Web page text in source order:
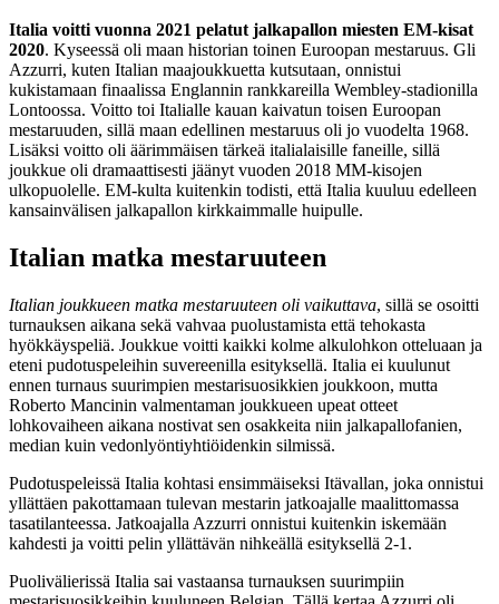
Italia voitti vuonna 2021 pelatut jalkapallon miesten EM-kisat
2020. Kyseessä oli maan historian toinen Euroopan mestaruus. Gli
Azzurri, kuten Italian maajoukkuetta kutsutaan, onnistui
kukistamaan finaalissa Englannin rankkareilla Wembley-stadionilla
Lontoossa. Voitto toi Italialle kauan kaivatun toisen Euroopan
mestaruuden, sillä maan edellinen mestaruus oli jo vuodelta 1968.
Lisäksi voitto oli äärimmäisen tärkeä italialaisille faneille, sillä
joukkue oli dramaattisesti jäänyt vuoden 2018 MM-kisojen
ulkopuolelle. EM-kulta kuitenkin todisti, että Italia kuuluu edelleen
kansainvälisen jalkapallon kirkkaimmalle huipulle.
Italian matka mestaruuteen
Italian joukkueen matka mestaruuteen oli vaikuttava, sillä se osoitti
turnauksen aikana sekä vahvaa puolustamista että tehokasta
hyökkäyspeliä. Joukkue voitti kaikki kolme alkulohkon otteluaan ja
eteni pudotuspeleihin suvereenilla esityksellä. Italia ei kuulunut
ennen turnaus suurimpien mestarisuosikkien joukkoon, mutta
Roberto Mancinin valmentaman joukkueen upeat otteet
lohkovaiheen aikana nostivat sen osakkeita niin jalkapallofanien,
median kuin vedonlyöntiyhtiöidenkin silmissä.
Pudotuspeleissä Italia kohtasi ensimmäiseksi Itävallan, joka onnistui
yllättäen pakottamaan tulevan mestarin jatkoajalle maalittomassa
tasatilanteessa. Jatkoajalla Azzurri onnistui kuitenkin iskemään
kahdesti ja voitti pelin yllättävän nihkeällä esityksellä 2-1.
Puolivälierissä Italia sai vastaansa turnauksen suurimpiin